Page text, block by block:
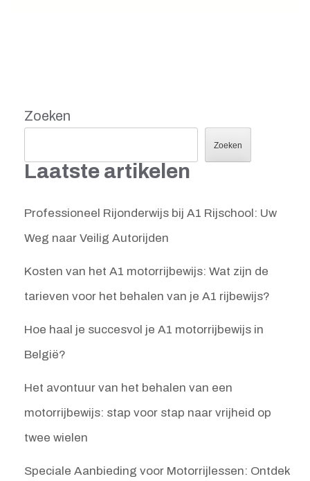
Zoeken
Zoeken
Laatste artikelen
Professioneel Rijonderwijs bij A1 Rijschool: Uw
Weg naar Veilig Autorijden
Kosten van het A1 motorrijbewijs: Wat zijn de
tarieven voor het behalen van je A1 rijbewijs?
Hoe haal je succesvol je A1 motorrijbewijs in
België?
Het avontuur van het behalen van een
motorrijbewijs: stap voor stap naar vrijheid op
twee wielen
Speciale Aanbieding voor Motorrijlessen: Ontdek